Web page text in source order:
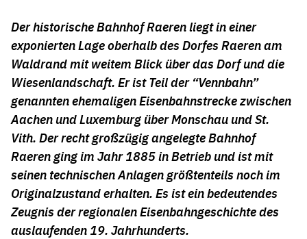
Der historische Bahnhof Raeren liegt in einer
exponierten Lage oberhalb des Dorfes Raeren am
Waldrand mit weitem Blick über das Dorf und die
Wiesenlandschaft. Er ist Teil der “Vennbahn”
genannten ehemaligen Eisenbahnstrecke zwischen
Aachen und Luxemburg über Monschau und St.
Vith. Der recht großzügig angelegte Bahnhof
Raeren ging im Jahr 1885 in Betrieb und ist mit
seinen technischen Anlagen größtenteils noch im
Originalzustand erhalten. Es ist ein bedeutendes
Zeugnis der regionalen Eisenbahngeschichte des
auslaufenden 19. Jahrhunderts.